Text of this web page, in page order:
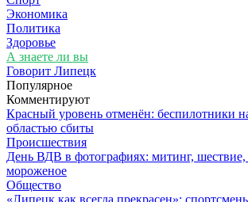
Экономика
Политика
Здоровье
А знаете ли вы
Говорит Липецк
Популярное
Комментируют
Красный уровень отменён: беспилотники
областью сбиты
Происшествия
День ВДВ в фотографиях: митинг,
мороженое
Общество
«Липецк как всегда прекрасен»: